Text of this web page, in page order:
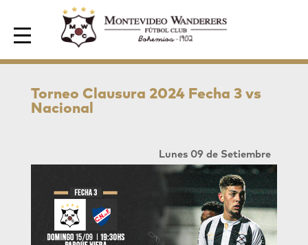
Area de Socios
Torneo Clausura 2024 Fecha 3 vs
Nacional
Lunes 09 de Setiembre